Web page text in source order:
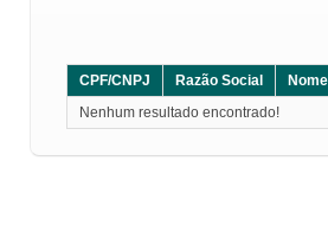
CPF/CNPJ Razão Social
Nenhum resultado encontrado!